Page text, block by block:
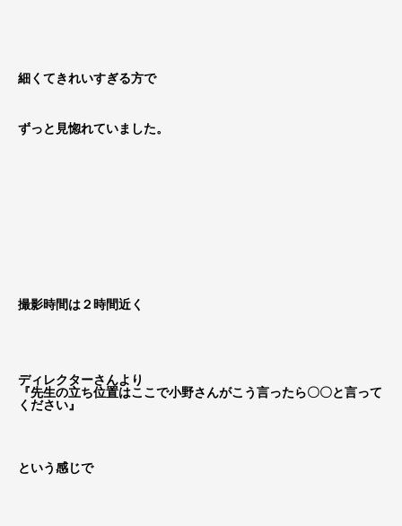
細くてきれいすぎる方で
ずっと見惚れていました。
撮影時間は２時間近く
ディレクターさんより
『先生の立ち位置はここで小野さんがこう言ったら〇〇と言って
ください』
という感じで